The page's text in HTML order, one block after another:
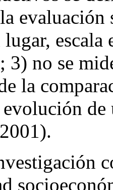
3) no se
la